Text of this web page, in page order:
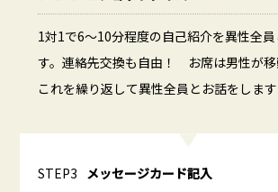
1対1で6～10分程度の自己紹介を異性全
す。連絡先交換も自由！ お席は男性が移
これを繰り返して異性全員とお話をしま
STEP3 メッセージカード記入